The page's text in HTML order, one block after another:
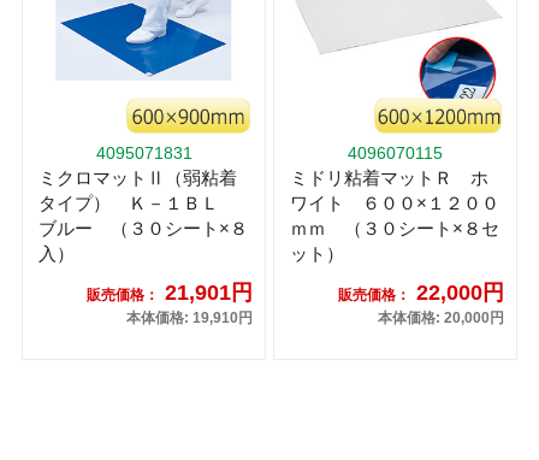
4095071831
ミクロマットⅡ（弱粘着
タイプ） Ｋ－１ＢＬ
ブルー （３０シート×８
入）
販売価格： 21,901円
本体価格: 19,910円
4096070115
ミドリ粘着マットＲ ホ
ワイト ６００×１２００
ｍｍ （３０シート×８セ
ット）
販売価格： 22,000円
本体価格: 20,000円